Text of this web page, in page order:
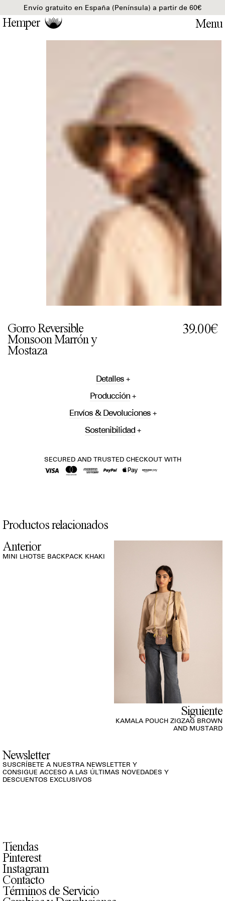
Envío gratuito en España (Península) a partir de 60€
Hemper
Gorro Reversible
Monsoon Marrón y
Mostaza
39.00€
SECURED AND TRUSTED CHECKOUT WITH
Detalles
Producción
Envíos & Devoluciones
Sostenibilidad
Productos relacionados
Anterior
MINI LHOTSE BACKPACK KHAKI
Siguiente
KAMALA POUCH ZIGZAG BROWN
AND MUSTARD
Newsletter
SUSCRÍBETE A NUESTRA NEWSLETTER Y
CONSIGUE ACCESO A LAS ÚLTIMAS NOVEDADES Y
DESCUENTOS EXCLUSIVOS
Tiendas
Pinterest
Instagram
Contacto
Términos de Servicio